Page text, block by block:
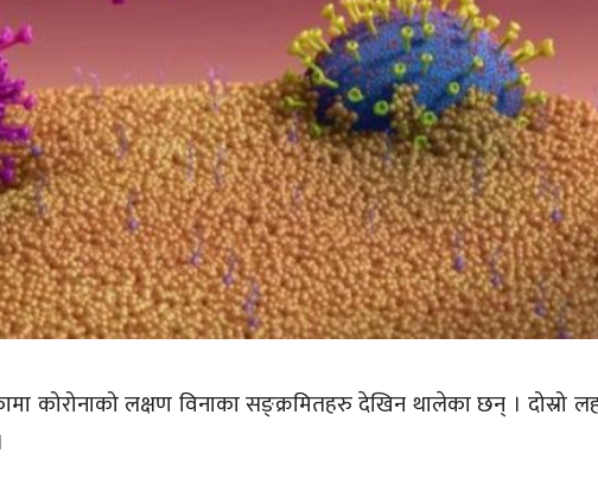
कोरोनाको लक्षण विनाका सङ्क्रमितहरु देखिन थालेका छन् । दोस्रो